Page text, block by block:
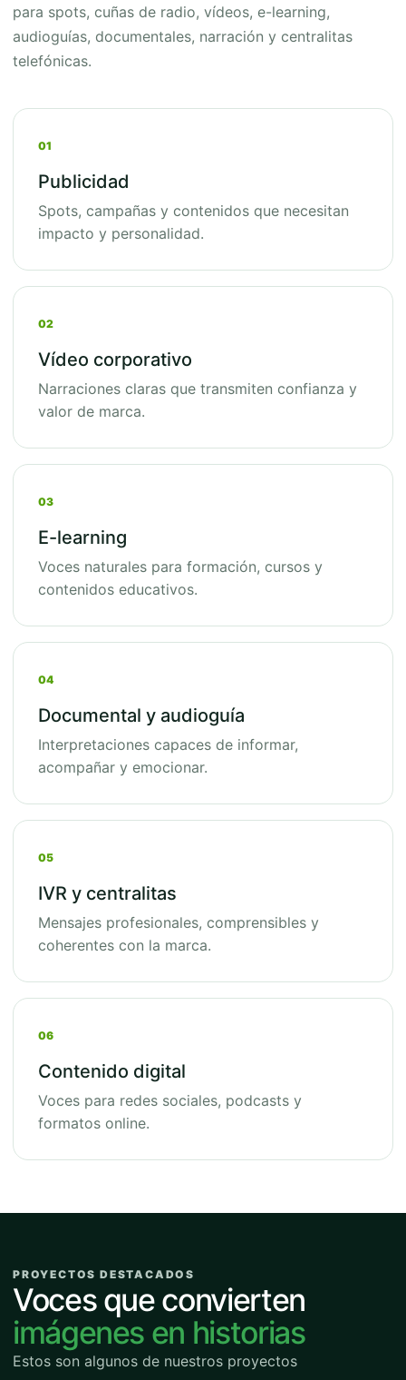
para spots, cuñas de radio, vídeos, e-learning,
audioguías, documentales, narración y centralitas
telefónicas.
01
Publicidad
Spots, campañas y contenidos que necesitan
impacto y personalidad.
02
Vídeo corporativo
Narraciones claras que transmiten confianza y
valor de marca.
03
E-learning
Voces naturales para formación, cursos y
contenidos educativos.
04
Documental y audioguía
Interpretaciones capaces de informar,
acompañar y emocionar.
05
IVR y centralitas
Mensajes profesionales, comprensibles y
coherentes con la marca.
06
Contenido digital
Voces para redes sociales, podcasts y
formatos online.
PROYECTOS DESTACADOS
Voces que convierten
imágenes en historias
Estos son algunos de nuestros proyectos